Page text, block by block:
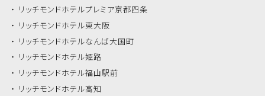
リッチモンドホテルプレミア京都四条
リッチモンドホテル東大阪
リッチモンドホテルなんば大国町
リッチモンドホテル姫路
リッチモンドホテル福山駅前
リッチモンドホテル高知